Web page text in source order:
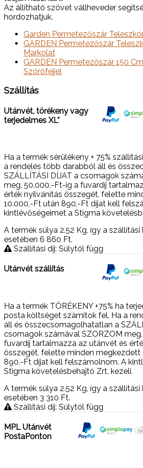
Az állítható szövet vállheveder
hordozhatjuk.
Garden Permetezőszár
GARDEN Permetezőszár
Markolat
GARDEN Permetezőszár 150
Szórófejjel
Szállítás
Utánvét, törékeny vagy
terjedelmes XL*
Ha a termék sérülékeny + 75%
a rendelés több darabból áll és
SZÁLLÍTÁSI DÍJAT a csomagok
meg. 50.000,-Ft-ig a fuvardíj
érték nyilvánítás összegét, felette
10.000,-Ft után 890,-Ft díjat kell
kintlévőségeimet a Stigma
A termék súlya 2.52 Kg, így a
esetében 6 860 Ft.
Szállítási díj: Súlytól függ
Utánvét szállítás
Ha a termék TÖRÉKENY +75% ha
posta költséget számítok fel. Ha a
áll és összecsomagolhatatlan a
csomagok számával SZORZOM
fuvardíj tartalmazza az utánvét és
összegét, felette minden megkezdett
890,-Ft díjat kell felszámolnom. A
Stigma követelésbehajtó Zrt. kezeli.
A termék súlya 2.52 Kg , így a
esetében 3 310 Ft.
Szállítási díj: Súlytól függ
MPL Utánvét
PostaPonton